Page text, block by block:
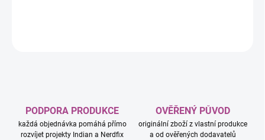
PODPORA PRODUKCE
každá objednávka pomáhá přímo
rozvíjet projekty Indian a Nerdfix
OVĚŘENÝ PŮVOD
originální zboží z vlastní produkce
a od ověřených dodavatelů